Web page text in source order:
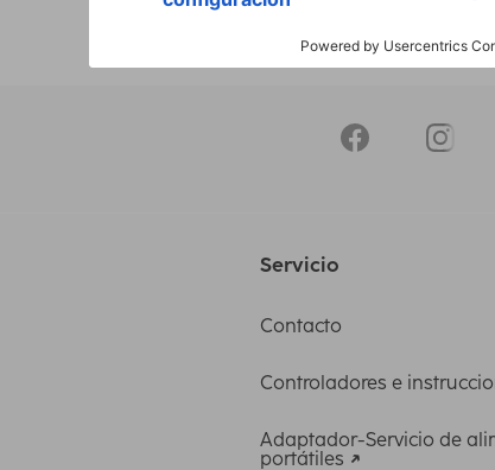
Servicio
Contacto
Controladores e
Adaptador-Servicio de
portátiles